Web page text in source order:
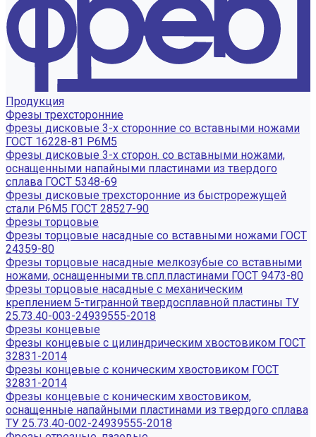
Продукция
Фрезы трехсторонние
Фрезы дисковые 3-х сторонние со вставными ножами
ГОСТ 16228-81 Р6М5
Фрезы дисковые 3-х сторон. со вставными ножами,
оснащенными напайными пластинами из твердого
сплава ГОСТ 5348-69
Фрезы дисковые трехсторонние из быстрорежущей
стали Р6М5 ГОСТ 28527-90
Фрезы торцовые
Фрезы торцовые насадные со вставными ножами ГОСТ
24359-80
Фрезы торцовые насадные мелкозубые со вставными
ножами, оснащенными тв.спл.пластинами ГОСТ 9473-80
Фрезы торцовые насадные с механическим
креплением 5-тигранной твердосплавной пластины ТУ
25.73.40-003-24939555-2018
Фрезы концевые
Фрезы концевые с цилиндрическим хвостовиком ГОСТ
32831-2014
Фрезы концевые с коническим хвостовиком ГОСТ
32831-2014
Фрезы концевые с коническим хвостовиком,
оснащенные напайными пластинами из твердого сплава
ТУ 25.73.40-002-24939555-2018